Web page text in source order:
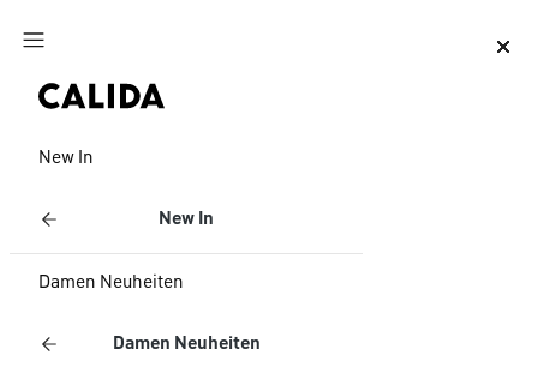
Zum Hauptinhalt springen
New In
New In
Damen Neuheiten
Damen Neuheiten